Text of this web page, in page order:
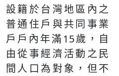
設籍於台灣地區內之
普通住戶與共同事業
戶戶內年滿15歲，自
由從事經濟活動之民
間人口為對象，但不